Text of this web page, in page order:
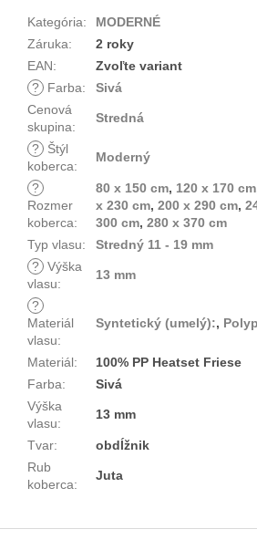
Kategória:
MODERNÉ
Záruka:
2 roky
EAN:
Zvoľte variant
?
Farba:
Sivá
Cenová
skupina:
Stredná
?
Štýl
koberca:
Moderný
?
Rozmer
koberca:
80 x 150 cm, 120 x 170 cm
x 230 cm, 200 x 290 cm,
300 cm, 280 x 370 cm
Typ vlasu:
Stredný 11 - 19 mm
? Výška
vlasu:
13 mm
?
Materiál
vlasu:
Syntetický (umelý):,
Materiál:
100% PP Heatset Friese
Farba:
Sivá
Výška
vlasu:
13 mm
Tvar:
obdĺžnik
Rub
koberca:
Juta
Z